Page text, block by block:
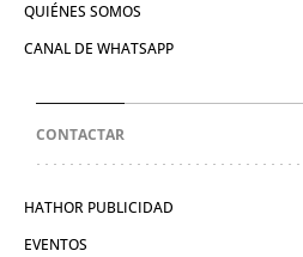
QUIÉNES SOMOS
CANAL DE WHATSAPP
CONTACTAR
HATHOR PUBLICIDAD
EVENTOS